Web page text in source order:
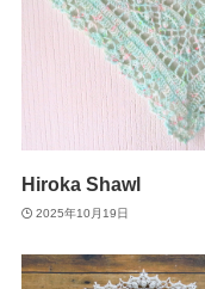
Hiroka Shawl
2025年10月19日